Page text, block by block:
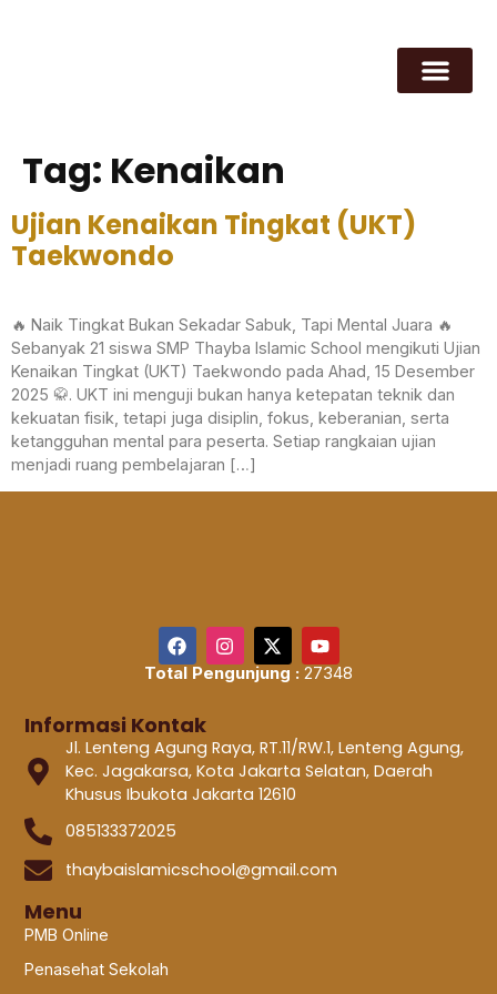
Tag: Kenaikan
Ujian Kenaikan Tingkat (UKT)
Taekwondo
🔥 Naik Tingkat Bukan Sekadar Sabuk, Tapi Mental Juara 🔥
Sebanyak 21 siswa SMP Thayba Islamic School mengikuti Ujian
Kenaikan Tingkat (UKT) Taekwondo pada Ahad, 15 Desember
2025 🥋. UKT ini menguji bukan hanya ketepatan teknik dan
kekuatan fisik, tetapi juga disiplin, fokus, keberanian, serta
ketangguhan mental para peserta. Setiap rangkaian ujian
menjadi ruang pembelajaran […]
Total Pengunjung : 27348
Informasi Kontak
Jl. Lenteng Agung Raya, RT.11/RW.1, Lenteng Agung,
Kec. Jagakarsa, Kota Jakarta Selatan, Daerah
Khusus Ibukota Jakarta 12610
085133372025
thaybaislamicschool@gmail.com
Menu
PMB Online
Penasehat Sekolah